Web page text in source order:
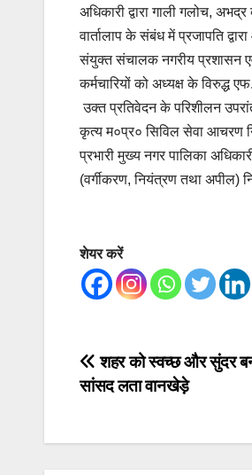
अधिकारी द्वारा गाली गलोच,
वार्तालाप के संबंध में प्रजापति
संयुक्त संचालक नगरीय प्रशासन एवं
कर्मचारियों को अध्यक्ष के विरुद्ध
उक्त प्रतिवेदन के परिशीलन उपरांत
कृत्य म०प्र० सिविल सेवा आचरण
प्रभारी मुख्य नगर पालिका
(वर्गीकरण, नियंत्रण तथा अपील)
शेयर करें
Post
navigation
शहर को स्वच्छ और सुंदर
सांसद लता वानखेड़े